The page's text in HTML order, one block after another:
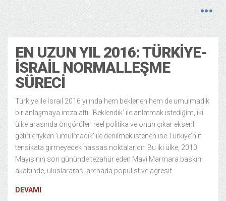
EN UZUN YIL 2016: TÜRKIYE-
İSRAIL NORMALLEŞME
SÜRECI
Türkiye ile İsrail 2016 yılında hem beklenen hem de umulmadık
bir anlaşmaya imza attı. ‘Beklendik’ ile anlatmak istediğim, iki
ülke arasında öngörülen reel politika ve onun çıkar eksenli
getirileriyken ‘umulmadık’ ile denilmek istenen ise Türkiye’nin
tensikata girmeyecek hassas noktalarıdır. Bu iki ülke, 2010
Mayısının son gününde tezahür eden Mavi Marmara baskını
akabinde, uluslararası arenada popülist ve agresif
DEVAMI